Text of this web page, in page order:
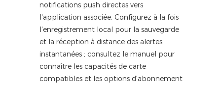
notifications push directes vers
l'application associée. Configurez à la fois
l'enregistrement local pour la sauvegarde
et la réception à distance des alertes
instantanées ; consultez le manuel pour
connaître les capacités de carte
compatibles et les options d'abonnement